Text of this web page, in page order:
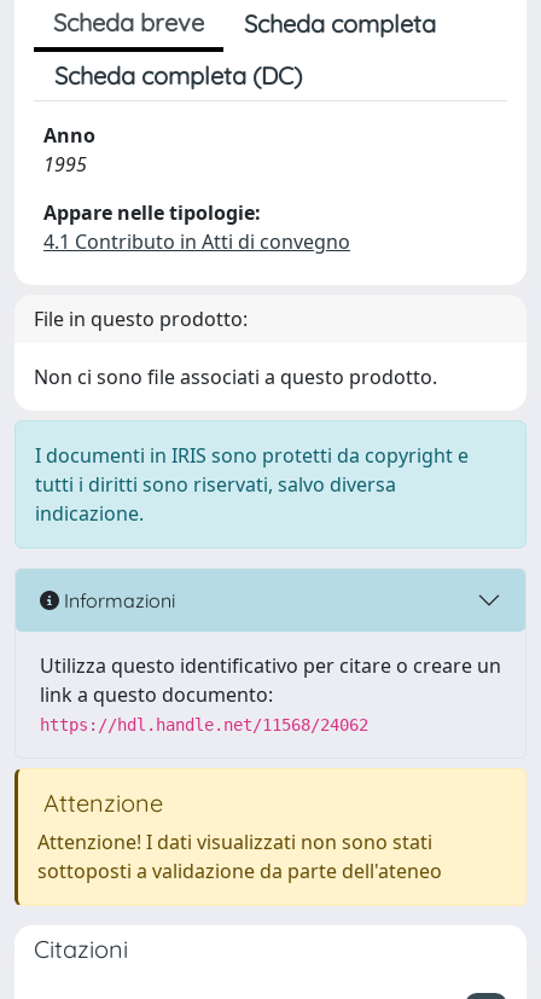
Scheda breve
Scheda completa
Scheda completa (DC)
Anno
1995
Appare nelle tipologie:
4.1 Contributo in Atti di convegno
File in questo prodotto:
Non ci sono file associati a questo prodotto.
I documenti in IRIS sono protetti da copyright e
tutti i diritti sono riservati, salvo diversa
indicazione.
Informazioni
Utilizza questo identificativo per citare o creare un
link a questo documento:
https://hdl.handle.net/11568/24062
Attenzione
Attenzione! I dati visualizzati non sono stati
sottoposti a validazione da parte dell'ateneo
Citazioni